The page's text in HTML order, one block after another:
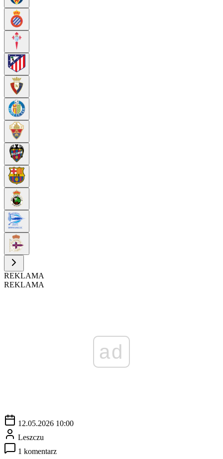
REKLAMA
REKLAMA
ad
12.05.2026 10:00
Leszczu
1 komentarz